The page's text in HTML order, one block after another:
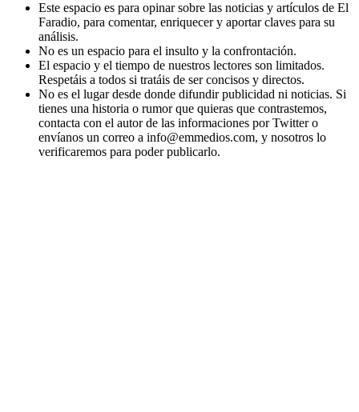
Este espacio es para opinar sobre las noticias y artículos de El
Faradio, para comentar, enriquecer y aportar claves para su
análisis.
No es un espacio para el insulto y la confrontación.
El espacio y el tiempo de nuestros lectores son limitados.
Respetáis a todos si tratáis de ser concisos y directos.
No es el lugar desde donde difundir publicidad ni noticias. Si
tienes una historia o rumor que quieras que contrastemos,
contacta con el autor de las informaciones por Twitter o
envíanos un correo a info@emmedios.com, y nosotros lo
verificaremos para poder publicarlo.